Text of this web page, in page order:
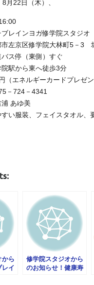
月22日（木）、
レインヨガ修学院スタジオ
市左京区修学院大林町5－3
ス停（東側）すぐ
駅から東へ徒歩3分
（エネルギーカードプレゼン
－724－4341
浦 あゆ美
い服装、フェイスタオル、
から
レイ
修学院スタジオから
のお知らせ！健康寿